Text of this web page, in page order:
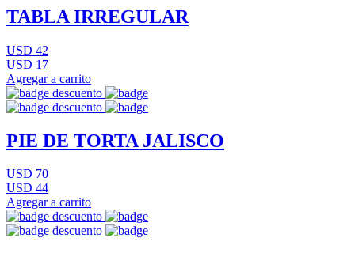
TABLA IRREGULAR
USD 42
USD 17
Agregar a carrito
PIE DE TORTA JALISCO
USD 70
USD 44
Agregar a carrito